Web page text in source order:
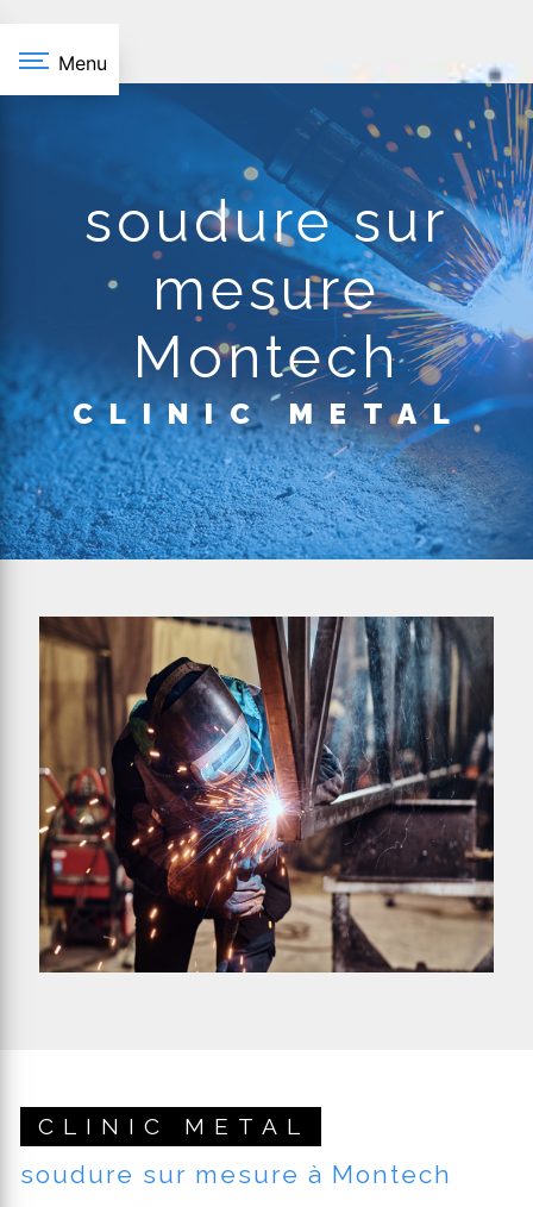
Menu
soudure sur
mesure
Montech
CLINIC METAL
CLINIC METAL
soudure sur mesure à Montech